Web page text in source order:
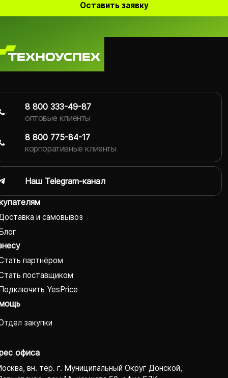
Оставить заявку
и самовывоз
партнёром
поставщиком
YesPrice
закупки
офиса
вн. тер. г. Муниципальный Округ Донской,
8 800 333-49-87
оптовые клиенты
8 800 775-84-17
корпоративные клиенты
Наш Telegram-канал